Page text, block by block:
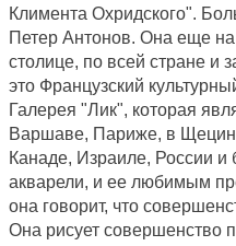
Климента Охридского".
Петер Антонов. Она еще на
столице, по всей стране и
это Французский
Галерея "Лик", которая
Варшаве, Париже, в
Канаде, Израиле, России и
акварели, и ее любимым
она говорит, что
Она рисует совершенство